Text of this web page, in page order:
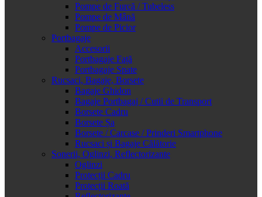
Pompe de Furcă / Tubeless
Pompe de Mână
Pompe de Picior
Portbagaje
Accesorii
Portbagaje Față
Portbagaje Spate
Rucsaci, Bagaje, Borsete
Bagaje Ghidon
Bagaje Portbagaj / Cutii de Transport
Borsete Cadru
Borsete Șa
Borsete / Carcase / Prinderi Smartphone
Rucsaci și Bagaje Călătorie
Sonerii, Oglinzi, Reflectorizante
Oglinzi
Protecții Cadru
Protecții Roată